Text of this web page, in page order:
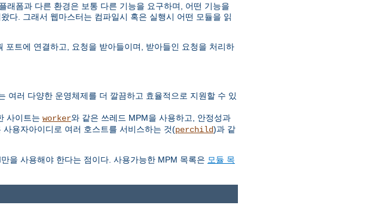
래폼과 다른 환경은 보통 다른 기능을 요구하며, 어떤 기능을
다. 그래서 웹마스터는 컴파일시 혹은 실행시 어떤 모듈을 읽
트에 연결하고, 요청을 받아들이며, 받아들인 요청을 처리하
여러 다양한 운영체제를 더 깔끔하고 효율적으로 지원할 수 있
사이트는 worker와 같은 쓰레드 MPM을 사용하고, 안정성과
용자아이디로 여러 호스트를 서비스하는 것(perchild)과 같
을 사용해야 한다는 점이다. 사용가능한 MPM 목록은 모듈 목